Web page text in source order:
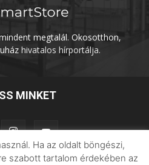
megtalál. Okosotthon,
hivatalos hírportálja.
MINKET
Ha az oldalt böngészi,
szabott tartalom érdekében az